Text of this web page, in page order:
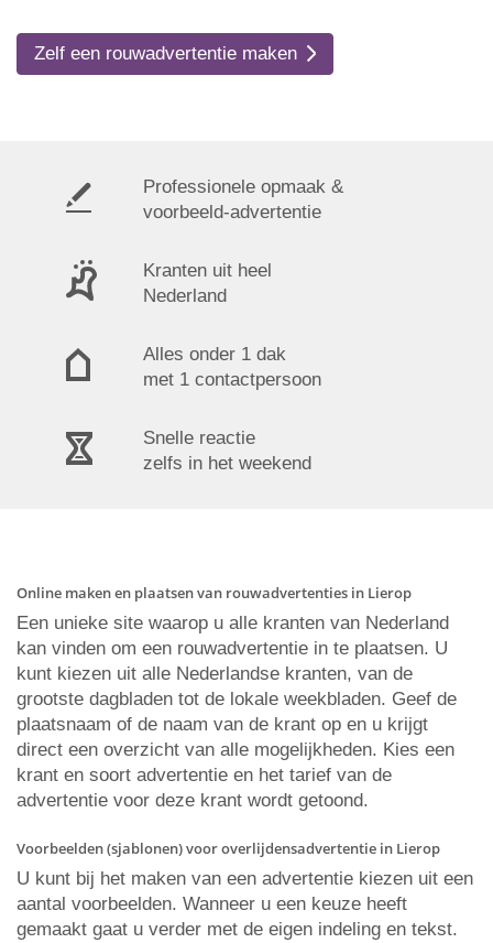
Zelf een rouwadvertentie maken
Professionele opmaak &
voorbeeld-advertentie
Kranten uit heel
Nederland
Alles onder 1 dak
met 1 contactpersoon
Snelle reactie
zelfs in het weekend
Online maken en plaatsen van rouwadvertenties in Lierop
Een unieke site waarop u alle kranten van Nederland
kan vinden om een rouwadvertentie in te plaatsen. U
kunt kiezen uit alle Nederlandse kranten, van de
grootste dagbladen tot de lokale weekbladen. Geef de
plaatsnaam of de naam van de krant op en u krijgt
direct een overzicht van alle mogelijkheden. Kies een
krant en soort advertentie en het tarief van de
advertentie voor deze krant wordt getoond.
Voorbeelden (sjablonen) voor overlijdensadvertentie in Lierop
U kunt bij het maken van een advertentie kiezen uit een
aantal voorbeelden. Wanneer u een keuze heeft
gemaakt gaat u verder met de eigen indeling en tekst.